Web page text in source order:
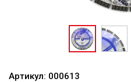
Артикул: 000613